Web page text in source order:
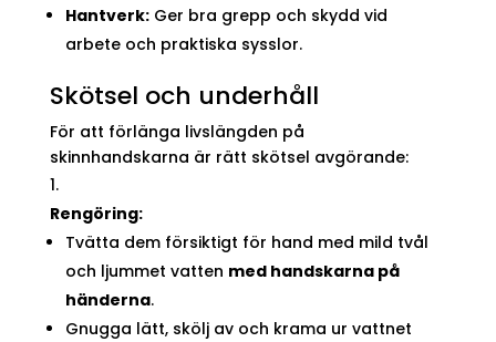
Hantverk:Ger bra grepp och skydd vid
arbete och praktiska sysslor.
Skötsel och underhåll
För att förlänga livslängden på
skinnhandskarna är rätt skötsel avgörande:
Rengöring:
Tvätta dem försiktigt för hand med mild tvål
och ljummet vatten med handskarna på
händerna.
Gnugga lätt, skölj av och krama ur vattnet